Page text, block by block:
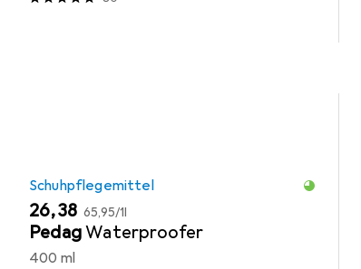
Schuhpflegemittel
EUR
26,38 EUR
65,95/1l
PedagWaterproofer
400 ml